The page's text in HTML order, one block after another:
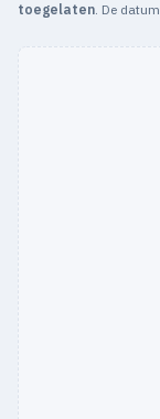
toegelaten. De